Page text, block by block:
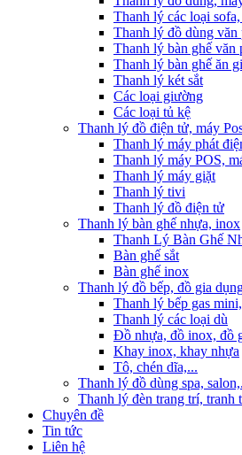
Thanh lý các loại sofa,
Thanh lý đồ dùng văn
Thanh lý bàn ghế văn
Thanh lý bàn ghế ăn
Thanh lý két sắt
Các loại giường
Các loại tủ kệ
Thanh lý đồ điện tử, máy
Thanh lý máy phát
Thanh lý máy POS,
Thanh lý máy giặt
Thanh lý tivi
Thanh lý đồ điện tử
Thanh lý bàn ghế nhựa, inox
Thanh Lý Bàn Ghế
Bàn ghế sắt
Bàn ghế inox
Thanh lý đồ bếp, đồ gia
Thanh lý bếp gas
Thanh lý các loại dù
Đồ nhựa, đồ inox, đồ
Khay inox, khay nhựa
Tô, chén dĩa,...
Thanh lý đồ dùng spa,
Thanh lý đèn trang trí, tranh
Chuyên đề
Tin tức
Liên hệ